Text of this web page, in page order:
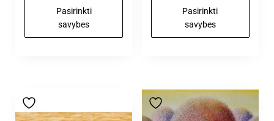
Pasirinkti
savybes
Pasirinkti
savybes